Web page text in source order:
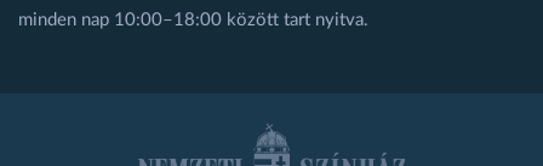
minden nap 10:00–18:00 között tart nyitva.